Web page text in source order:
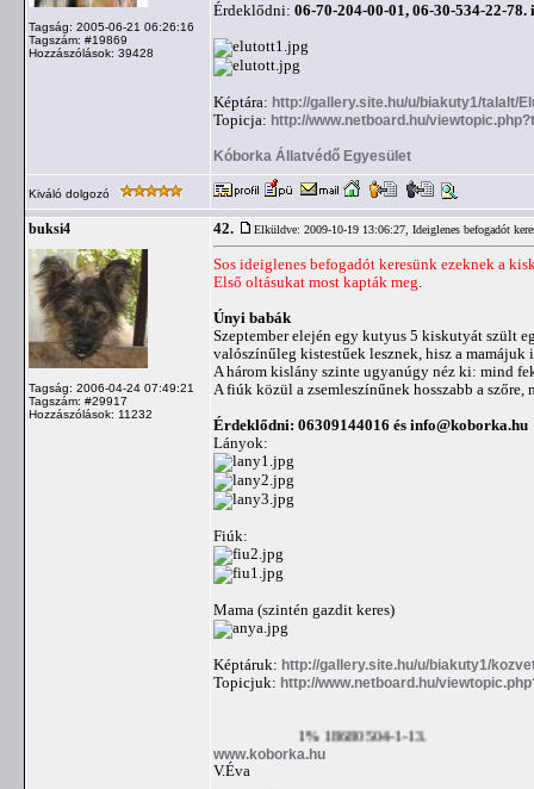
Tagság: 2005-06-21 06:26:16
Tagszám: #19869
Hozzászólások: 39428
Érdeklődni: 06-70-204-00-01, 06-30-534-22-78.
Képtára: http://gallery.site.hu/u/biakuty1/talalt/
Topicja: http://www.netboard.hu/
Kóborka Állatvédő Egyesület
Kiváló dolgozó
buksi4
Tagság: 2006-04-24 07:49:21
Tagszám: #29917
Hozzászólások: 11232
42. Elküldve: 2009-10-19 13:06:27, Ideiglenes befogadót
Sos ideiglenes befogadót keresünk ezeknek a
Első oltásukat most kapták meg
Únyi babák
Szeptember elején egy kutyus 5 kiskutyát szült
valószínűleg kistestűek lesznek, hisz a mamájuk
A három kislány szinte ugyanúgy néz ki: mind
A fiúk közül a zsemleszínűnek hosszabb a
Érdeklődni: 06309144016 és info@koborka.hu
Lányok:
Fiúk:
Mama (szintén gazdit keres)
Képtáruk: http://gallery.site.hu/u/biakuty1/
Topicjuk: http://www.netboard.hu/
1% 18680504-1-13.
www.koborka.hu
V.Éva